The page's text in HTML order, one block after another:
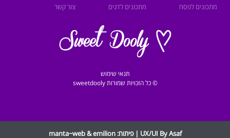
מתכונים לפסח
מתכונים לדגים
צור קשר
תנאי שימוש
© כל הזכויות שמורות sweetdooly
UX/UI By Asaf | פיתוח: manta~web&emilion